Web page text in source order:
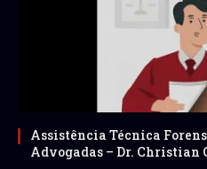
Assistência Técnica
Advogadas – Dr. Christian